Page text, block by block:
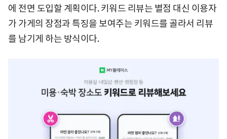
에 전면 도입할 계획이다. 키워드 리뷰는 별점 대신 이용자
가 가게의 장점과 특징을 보여주는 키워드를 골라서 리뷰
를 남기게 하는 방식이다.